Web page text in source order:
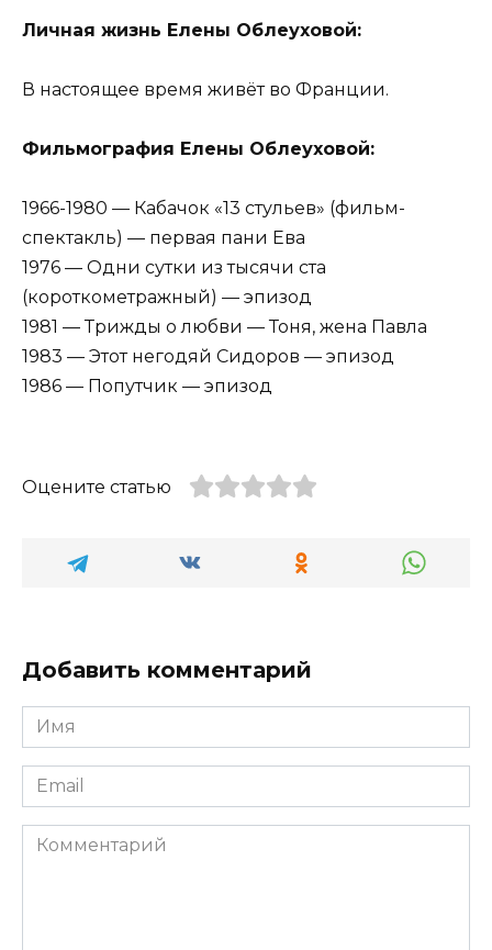
Личная жизнь Елены Облеуховой:
В настоящее время живёт во Франции.
Фильмография Елены Облеуховой:
1966-1980 — Кабачок «13 стульев» (фильм-
спектакль) — первая пани Ева
1976 — Одни сутки из тысячи ста
(короткометражный) — эпизод
1981 — Трижды о любви — Тоня, жена Павла
1983 — Этот негодяй Сидоров — эпизод
1986 — Попутчик — эпизод
Оцените статью
Добавить комментарий
Имя
*
Email
*
Комментарий